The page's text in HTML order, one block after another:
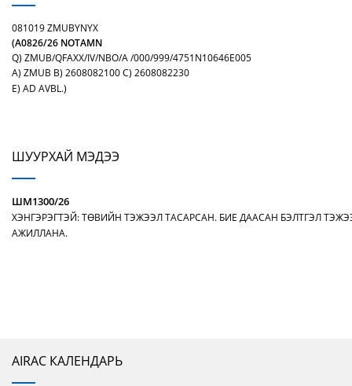
081019 ZMUBYNYX
(A0826/26 NOTAMN
Q) ZMUB/QFAXX/IV/NBO/A /000/999/4751N10646E005
A) ZMUB B) 2608082100 C) 2608082230
E) AD AVBL.)
ШУУРХАЙ МЭДЭЭ
ШМ1300/26
ХЭНГЭРЭГТЭЙ: ТӨВИЙН ТЭЖЭЭЛ ТАСАРСАН. БИЕ ДААСАН БЭЛТГЭЛ
АЖИЛЛАНА.
AIRAC КАЛЕНДАРЬ